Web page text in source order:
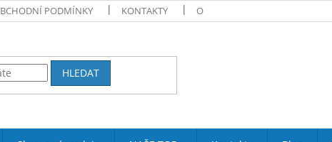
PODMÍNKY KONTAKTY O NÁS
HLEDAT